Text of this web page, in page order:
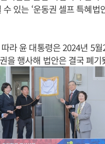
있는 ‘운동권 셀프 특혜법
라 윤 대통령은 2024년 5
을 행사해 법안은 결국 폐기